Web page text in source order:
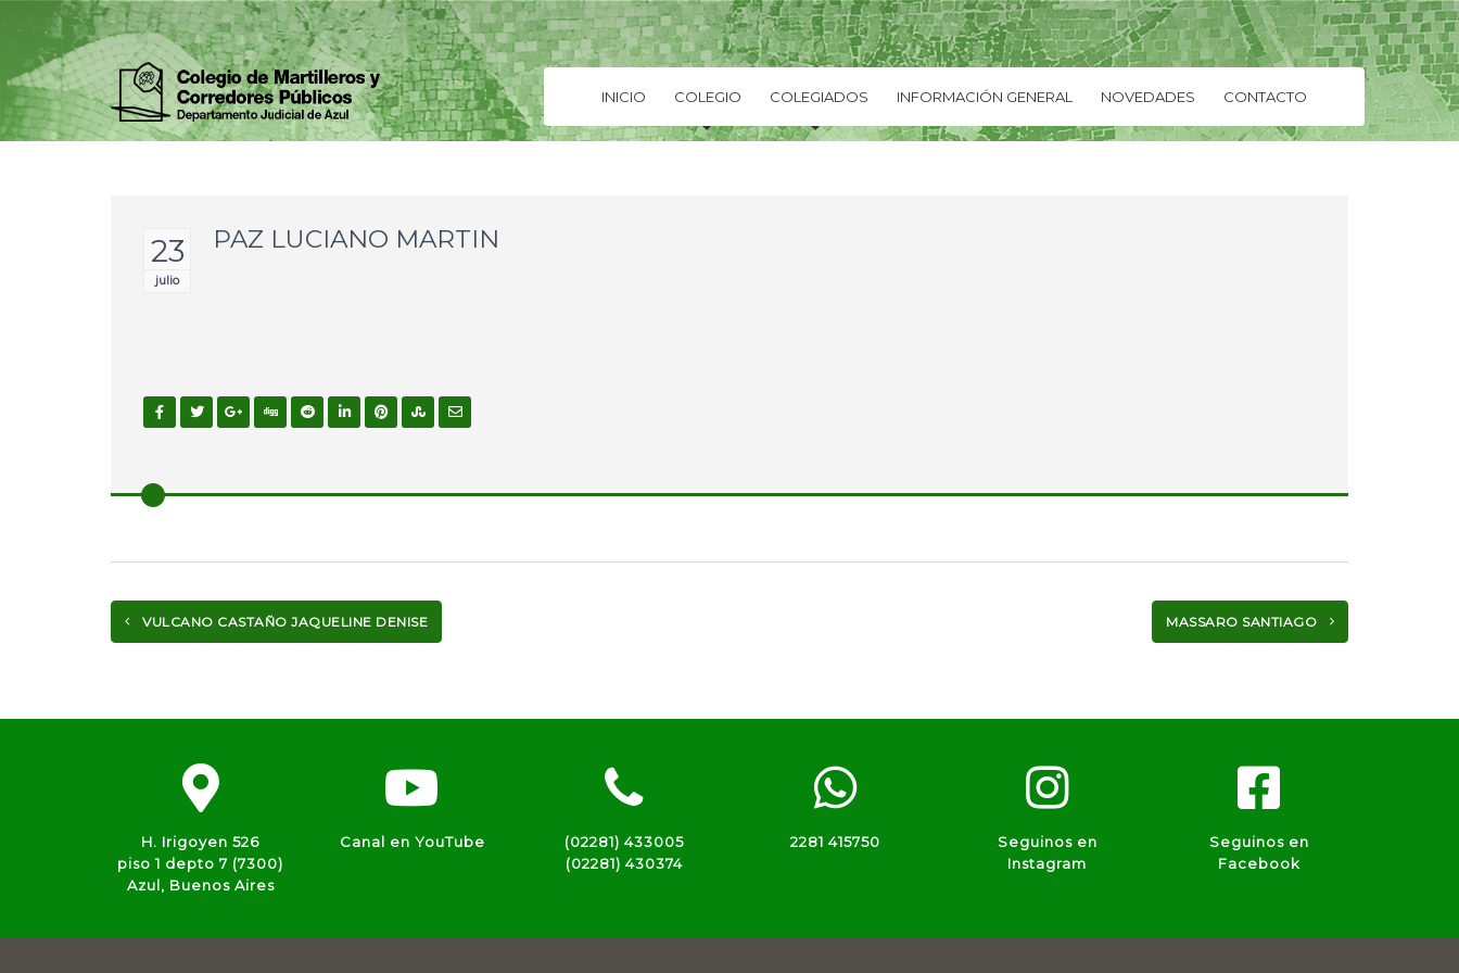
INICIO COLEGIO COLEGIADOS INFORMACIÓN GENERAL NOVEDADES CONTACTO
23
julio
PAZ LUCIANO MARTIN
VULCANO CASTAÑO JAQUELINE DENISE MASSARO SANTIAGO
H. Irigoyen 526
piso 1 depto 7 (7300)
Azul, Buenos Aires
Canal en YouTube
(02281) 433005
(02281) 430374
2281 415750
Seguinos en
Instagram
Seguinos en
Facebook